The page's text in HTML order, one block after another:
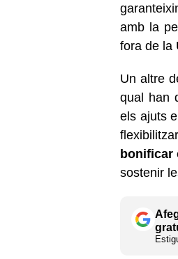
amb la
fora de la
Un altre
qual han
els ajuts
bonificar
sostenir